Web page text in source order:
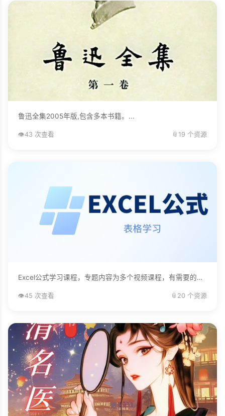
鲁迅全集2005年版,包含多本书籍。...
👁️43 次查看 📎 19 个资源
Excel公式学习课程，专题内容为多个视频课程，有需要的自己下载学习。...
👁️45 次查看 📎 20 个资源